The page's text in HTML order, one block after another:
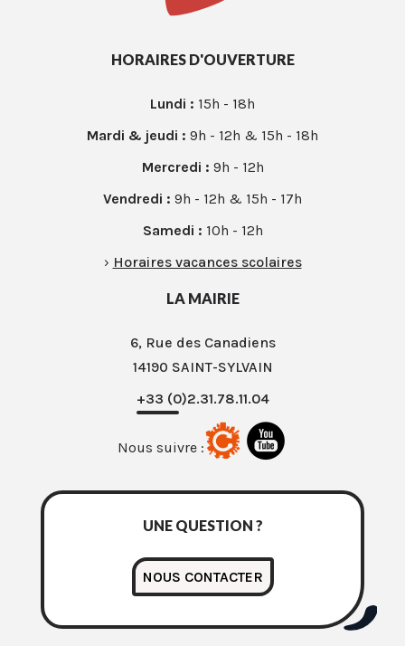
HORAIRES D'OUVERTURE
Lundi : 15h - 18h
Mardi & jeudi : 9h - 12h & 15h - 18h
Mercredi : 9h - 12h
Vendredi : 9h - 12h & 15h - 17h
Samedi : 10h - 12h
› Horaires vacances scolaires
LA MAIRIE
6, Rue des Canadiens
14190 SAINT-SYLVAIN
+33 (0)2.31.78.11.04
Nous suivre :
UNE QUESTION ?
NOUS CONTACTER